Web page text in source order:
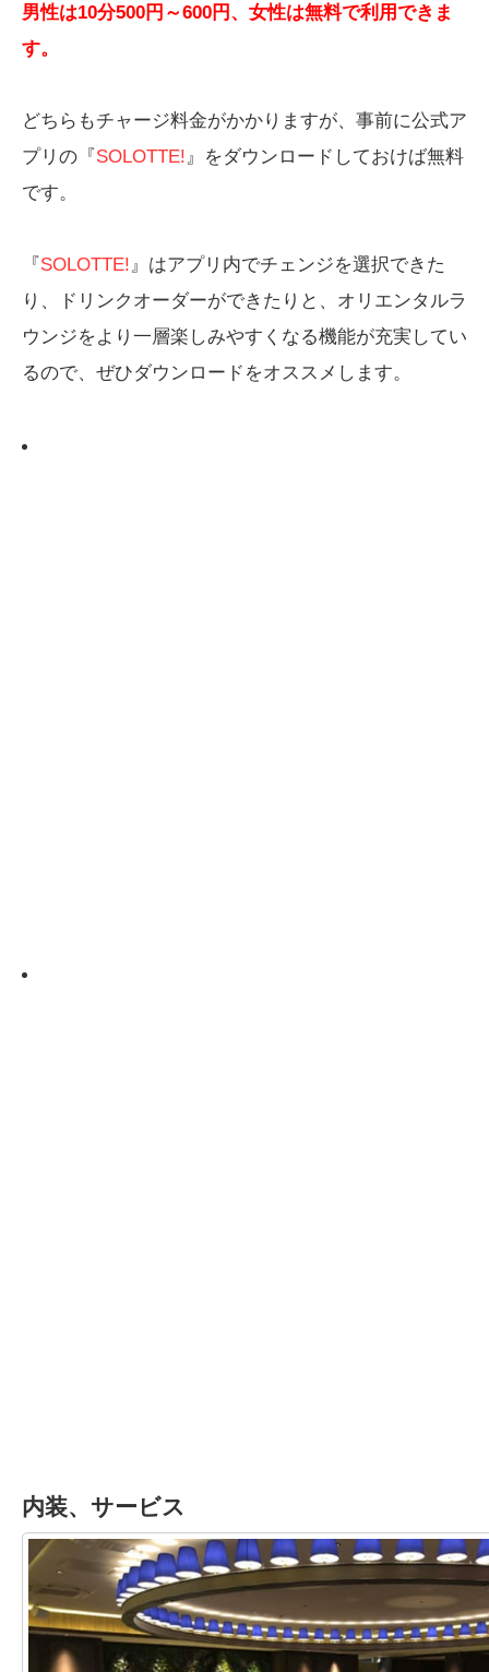
男性は10分500円～600円、女性は無料で利用できま
す。
どちらもチャージ料金がかかりますが、事前に公式ア
プリの『SOLOTTE! 』をダウンロードしておけば無料
です。
『SOLOTTE! 』はアプリ内でチェンジを選択できた
り、ドリンクオーダーができたりと、オリエンタルラ
ウンジをより一層楽しみやすくなる機能が充実してい
るので、ぜひダウンロードをオススメします。
内装、サービス